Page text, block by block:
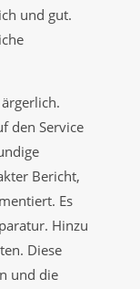
und gut.
den Service
Bericht,
Es
Hinzu
Diese
und die